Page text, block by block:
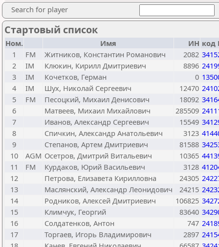
Search for player
Стартовый список
Ном. Имя ИН код
1
FM Житников, Константин Романович 2082
2
IM Клюкин, Кирилл Дмитриевич 8896
3
IM Кочетков, Герман 0
4
IM Шух, Николай Сергеевич 12470
5
FM Песоцкий, Михаил Денисович 18092
6
Матвеев, Михаил Михайлович 285509
7
Иванов, Александр Сергеевич 15549
8
Спичкин, Александр Анатольевич 3123
9
Степанов, Артем Дмитриевич 81588
10
AGM Осетров, Дмитрий Витальевич 10365
11
FM Курдаков, Юрий Васильевич 3128
12
Петрова, Елизавета Кирилловна 24305
13
Маслянский, Александр Леонидович 24215
14
Родников, Алексей Дмитриевич 106825
15
Климчук, Георгий 83640
16
Солдатенков, Антон 747
17
Торгаев, Игорь Владимирович 2897